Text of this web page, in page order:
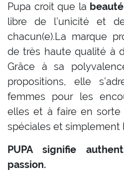
Pupa croit que la beauté
libre de l’unicité et
chacun(e).La marque
de très haute qualité à
Grâce à sa
propositions, elle
femmes pour les
elles et à faire en sorte
spéciales et simplement
PUPA signifie
passion.